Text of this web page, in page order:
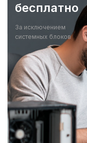
бесплатно
За исключением
системных блоков